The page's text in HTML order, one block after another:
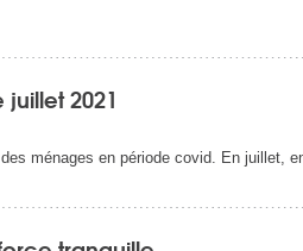
juillet 2021
des ménages en période covid. En juillet,